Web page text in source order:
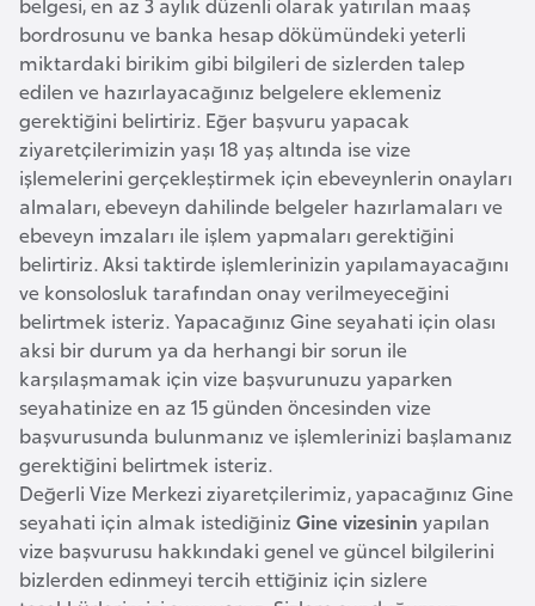
bordrosunu ve banka hesap dökümündeki yeterli
miktardaki birikim gibi bilgileri de sizlerden talep
edilen ve hazırlayacağınız belgelere eklemeniz
gerektiğini belirtiriz. Eğer başvuru yapacak
ziyaretçilerimizin yaşı 18 yaş altında ise vize
işlemelerini gerçekleştirmek için ebeveynlerin onayları
almaları, ebeveyn dahilinde belgeler hazırlamaları ve
ebeveyn imzaları ile işlem yapmaları gerektiğini
belirtiriz. Aksi taktirde işlemlerinizin yapılamayacağını
ve konsolosluk tarafından onay verilmeyeceğini
belirtmek isteriz. Yapacağınız Gine seyahati için olası
aksi bir durum ya da herhangi bir sorun ile
karşılaşmamak için vize başvurunuzu yaparken
seyahatinize en az 15 günden öncesinden vize
başvurusunda bulunmanız ve işlemlerinizi başlamanız
gerektiğini belirtmek isteriz.
Değerli Vize Merkezi ziyaretçilerimiz, yapacağınız Gine
seyahati için almak istediğiniz Gine vizesinin yapılan
vize başvurusu hakkındaki genel ve güncel bilgilerini
bizlerden edinmeyi tercih ettiğiniz için sizlere
B
u
l
g
a
r
i
s
t
a
n
E
r
m
e
n
i